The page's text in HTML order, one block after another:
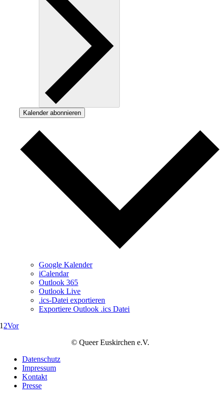
Kalender abonnieren
Google Kalender
iCalendar
Outlook 365
Outlook Live
.ics-Datei exportieren
Exportiere Outlook .ics Datei
1 2Vor
© Queer Euskirchen e.V.
Datenschutz
Impressum
Kontakt
Presse